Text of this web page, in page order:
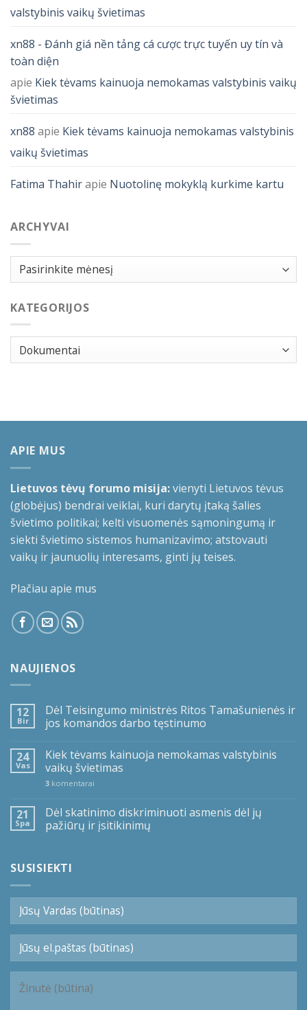
valstybinis vaikų švietimas
xn88 - Đánh giá nền tảng cá cược trực tuyến uy tín và
toàn diện
apie Kiek tėvams kainuoja nemokamas valstybinis vaikų
švietimas
xn88 apie Kiek tėvams kainuoja nemokamas valstybinis
vaikų švietimas
Fatima Thahirapie Nuotolinę mokyklą kurkime kartu
ARCHYVAI
Archyvai
KATEGORIJOS
Kategorijos
APIE MUS
Lietuvos tėvų forumo misija:vienyti Lietuvos tėvus
(globėjus) bendrai veiklai, kuri darytų įtaką šalies
švietimo politikai; kelti visuomenės sąmoningumą ir
siekti švietimo sistemos humanizavimo; atstovauti
vaikų ir jaunuolių interesams, ginti jų teises.
Plačiau apie mus
NAUJIENOS
12
Bir
Dėl Teisingumo ministrės Ritos Tamašunienės ir
jos komandos darbo tęstinumo
24
Vas
Kiek tėvams kainuoja nemokamas valstybinis
vaikų švietimas
3 komentarai
21
Spa
Dėl skatinimo diskriminuoti asmenis dėl jų
pažiūrų ir įsitikinimų
SUSISIEKTI